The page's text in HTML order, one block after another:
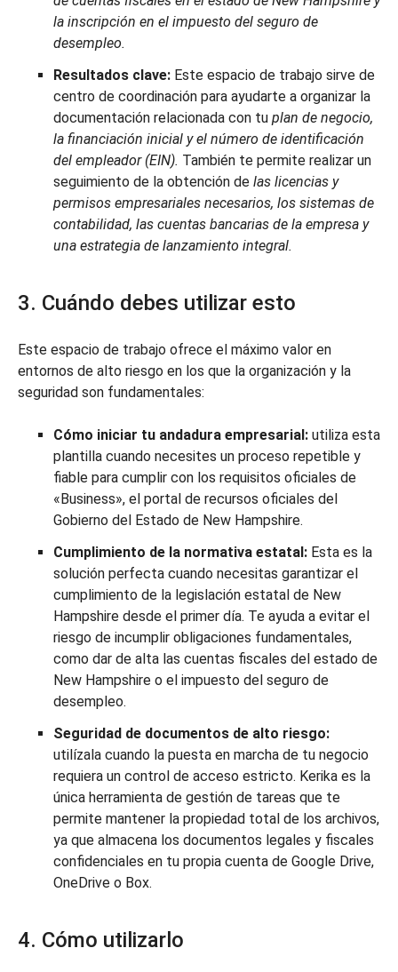
la inscripción en el impuesto del seguro de
desempleo.
Resultados clave: Este espacio de trabajo sirve de
centro de coordinación para ayudarte a organizar la
documentación relacionada con tu plan de negocio,
la financiación inicial y el número de identificación
del empleador (EIN). También te permite realizar un
seguimiento de la obtención de las licencias y
permisos empresariales necesarios, los sistemas de
contabilidad, las cuentas bancarias de la empresa y
una estrategia de lanzamiento integral.
3. Cuándo debes utilizar esto
Este espacio de trabajo ofrece el máximo valor en
entornos de alto riesgo en los que la organización y la
seguridad son fundamentales:
Cómo iniciar tu andadura empresarial: utiliza esta
plantilla cuando necesites un proceso repetible y
fiable para cumplir con los requisitos oficiales de
«Business», el portal de recursos oficiales del
Gobierno del Estado de New Hampshire.
Cumplimiento de la normativa estatal: Esta es la
solución perfecta cuando necesitas garantizar el
cumplimiento de la legislación estatal de New
Hampshire desde el primer día. Te ayuda a evitar el
riesgo de incumplir obligaciones fundamentales,
como dar de alta las cuentas fiscales del estado de
New Hampshire o el impuesto del seguro de
desempleo.
Seguridad de documentos de alto riesgo:
utilízala cuando la puesta en marcha de tu negocio
requiera un control de acceso estricto. Kerika es la
única herramienta de gestión de tareas que te
permite mantener la propiedad total de los archivos,
ya que almacena los documentos legales y fiscales
confidenciales en tu propia cuenta de Google Drive,
OneDrive o Box.
4. Cómo utilizarlo